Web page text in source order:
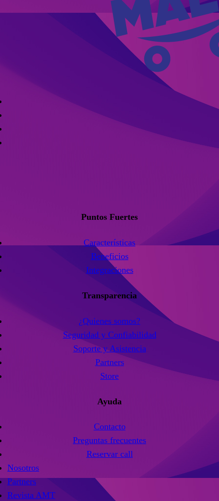
Puntos Fuertes
Características
Beneficios
Integraciones
Transparencia
¿Quienes somos?
Seguridad y Confiabilidad
Soporte y Asistencia
Partners
Store
Ayuda
Contacto
Preguntas frecuentes
Reservar call
Nosotros
Partners
Revista AMT